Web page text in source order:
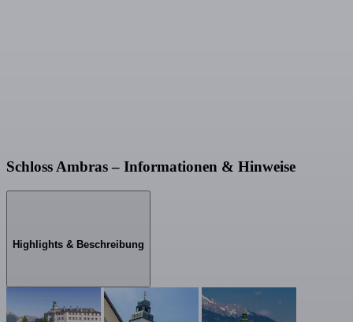
Schloss Ambras – Informationen & Hinweise
Highlights & Beschreibung